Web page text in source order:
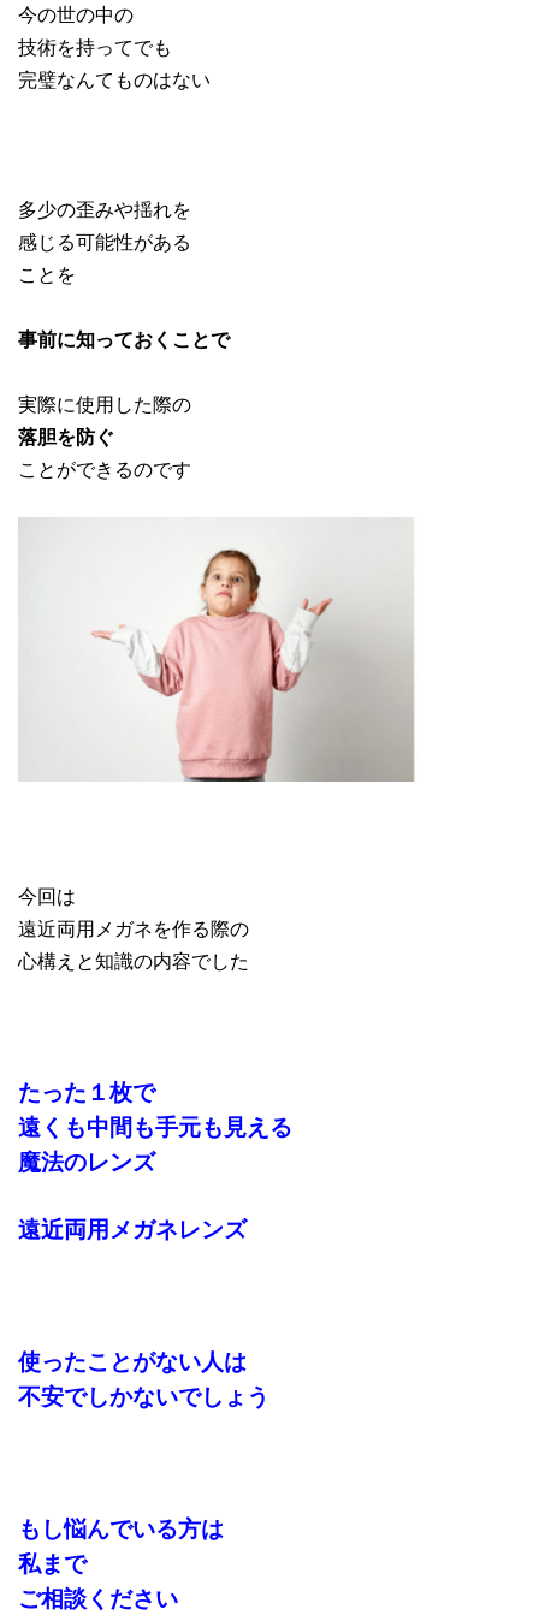
今の世の中の
技術を持ってでも
完璧なんてものはない
多少の歪みや揺れを
感じる可能性がある
ことを
事前に知っておくことで
実際に使用した際の
落胆を防ぐ
ことができるのです
今回は
遠近両用メガネを作る際の
心構えと知識の内容でした
たった１枚で
遠くも中間も手元も見える
魔法のレンズ
遠近両用メガネレンズ
使ったことがない人は
不安でしかないでしょう
もし悩んでいる方は
私まで
ご相談ください